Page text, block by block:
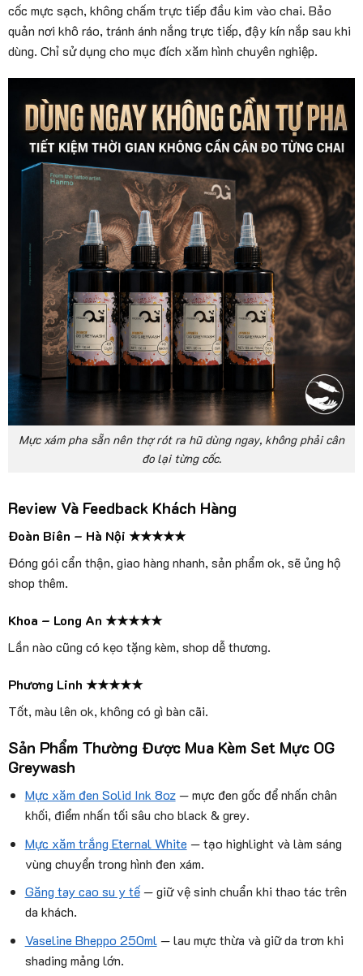
cốc mực sạch, không chấm trực tiếp đầu kim vào chai. Bảo
quản nơi khô ráo, tránh ánh nắng trực tiếp, đậy kín nắp sau khi
dùng. Chỉ sử dụng cho mục đích xăm hình chuyên nghiệp.
Mực xám pha sẵn nên thợ rót ra hũ dùng ngay, không phải cân
đo lại từng cốc.
Review Và Feedback Khách Hàng
Đoàn Biên – Hà Nội ★★★★★
Đóng gói cẩn thận, giao hàng nhanh, sản phẩm ok, sẽ ủng hộ
shop thêm.
Khoa – Long An ★★★★★
Lần nào cũng có kẹo tặng kèm, shop dễ thương.
Phương Linh ★★★★★
Tốt, màu lên ok, không có gì bàn cãi.
Sản Phẩm Thường Được Mua Kèm Set Mực OG
Greywash
Mực xăm đen Solid Ink 8oz— mực đen gốc để nhấn chân
khối, điểm nhấn tối sâu cho black & grey.
Mực xăm trắng Eternal White — tạo highlight và làm sáng
vùng chuyển trong hình đen xám.
Găng tay cao su y tế— giữ vệ sinh chuẩn khi thao tác trên
da khách.
Vaseline Bheppo 250ml— lau mực thừa và giữ da trơn khi
shading mảng lớn.